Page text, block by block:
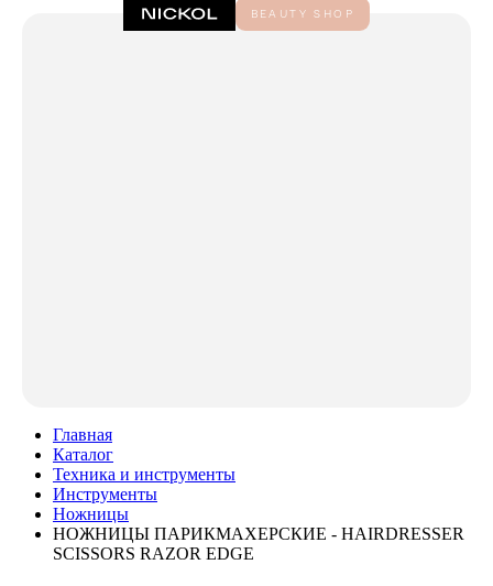
Главная
Каталог
Техника и инструменты
Инструменты
Ножницы
НОЖНИЦЫ ПАРИКМАХЕРСКИЕ - HAIRDRESSER
SCISSORS RAZOR EDGE